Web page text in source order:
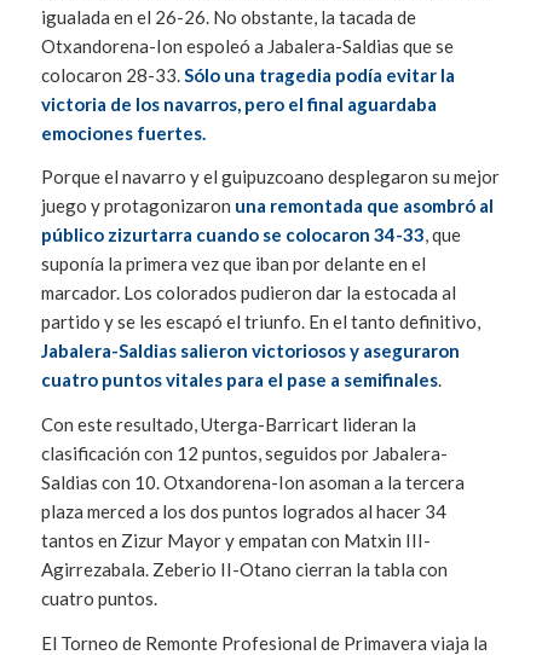
igualada en el 26-26. No obstante, la tacada de
Otxandorena-Ion espoleó a Jabalera-Saldias que se
colocaron 28-33.Sólo una tragedia podía evitar la
victoria de los navarros, pero el final aguardaba
emociones fuertes.
Porque el navarro y el guipuzcoano desplegaron su mejor
juego y protagonizaron una remontada que asombró al
público zizurtarra cuando se colocaron 34-33, que
suponía la primera vez que iban por delante en el
marcador. Los colorados pudieron dar la estocada al
partido y se les escapó el triunfo. En el tanto definitivo,
Jabalera-Saldias salieron victoriosos y aseguraron
cuatro puntos vitales para el pase a semifinales.
Con este resultado, Uterga-Barricart lideran la
clasificación con 12 puntos, seguidos por Jabalera-
Saldias con 10. Otxandorena-Ion asoman a la tercera
plaza merced a los dos puntos logrados al hacer 34
tantos en Zizur Mayor y empatan con Matxin III-
Agirrezabala. Zeberio II-Otano cierran la tabla con
cuatro puntos.
El Torneo de Remonte Profesional de Primavera viaja la